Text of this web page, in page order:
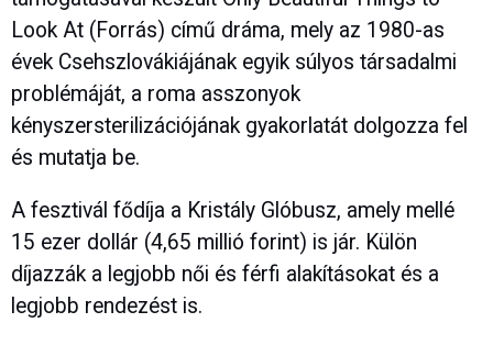
Look At (Forrás) című dráma, mely az 1980-as
évek Csehszlovákiájának egyik súlyos társadalmi
problémáját, a roma asszonyok
kényszersterilizációjának gyakorlatát dolgozza fel
és mutatja be.
A fesztivál fődíja a Kristály Glóbusz, amely mellé
15 ezer dollár (4,65 millió forint) is jár. Külön
díjazzák a legjobb női és férfi alakításokat és a
legjobb rendezést is.